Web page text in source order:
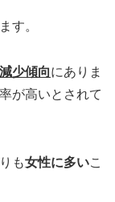
す。
減少傾向にありま
が高いとされて
も女性に多いこ